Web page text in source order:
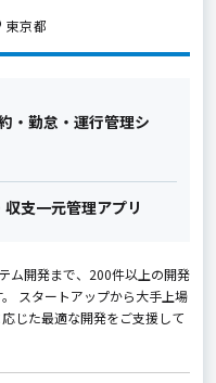
東京都
・勤怠・運行管理シ
支一元管理アプリ
ム開発まで、200件以上の開発
スタートアップから大手上場
じた最適な開発をご支援して